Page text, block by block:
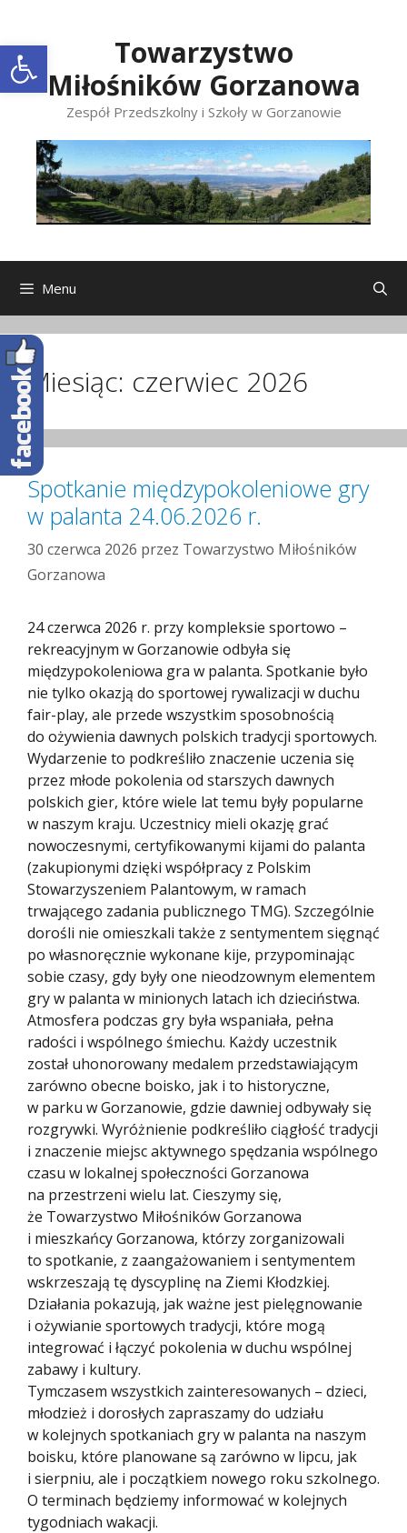
Open toolbar
treści
Towarzystwo
Miłośników Gorzanowa
Zespół Przedszkolny i Szkoły w Gorzanowie
Menu
Miesiąc: czerwiec 2026
Spotkanie międzypokoleniowe gry
w palanta 24.06.2026 r.
30 czerwca 2026 przez Towarzystwo Miłośników
Gorzanowa
24 czerwca 2026 r. przy kompleksie sportowo –
rekreacyjnym w Gorzanowie odbyła się
międzypokoleniowa gra w palanta. Spotkanie było
nie tylko okazją do sportowej rywalizacji w duchu
fair-play, ale przede wszystkim sposobnością
do ożywienia dawnych polskich tradycji sportowych.
Wydarzenie to podkreśliło znaczenie uczenia się
przez młode pokolenia od starszych dawnych
polskich gier, które wiele lat temu były popularne
w naszym kraju. Uczestnicy mieli okazję grać
nowoczesnymi, certyfikowanymi kijami do palanta
(zakupionymi dzięki współpracy z Polskim
Stowarzyszeniem Palantowym, w ramach
trwającego zadania publicznego TMG). Szczególnie
dorośli nie omieszkali także z sentymentem sięgnąć
po własnoręcznie wykonane kije, przypominając
sobie czasy, gdy były one nieodzownym elementem
gry w palanta w minionych latach ich dzieciństwa.
Atmosfera podczas gry była wspaniała, pełna
radości i wspólnego śmiechu. Każdy uczestnik
został uhonorowany medalem przedstawiającym
zarówno obecne boisko, jak i to historyczne,
w parku w Gorzanowie, gdzie dawniej odbywały się
rozgrywki. Wyróżnienie podkreśliło ciągłość tradycji
i znaczenie miejsc aktywnego spędzania wspólnego
czasu w lokalnej społeczności Gorzanowa
na przestrzeni wielu lat. Cieszymy się,
że Towarzystwo Miłośników Gorzanowa
i mieszkańcy Gorzanowa, którzy zorganizowali
to spotkanie, z zaangażowaniem i sentymentem
wskrzeszają tę dyscyplinę na Ziemi Kłodzkiej.
Działania pokazują, jak ważne jest pielęgnowanie
i ożywianie sportowych tradycji, które mogą
integrować i łączyć pokolenia w duchu wspólnej
zabawy i kultury.
Tymczasem wszystkich zainteresowanych – dzieci,
młodzież i dorosłych zapraszamy do udziału
w kolejnych spotkaniach gry w palanta na naszym
boisku, które planowane są zarówno w lipcu, jak
i sierpniu, ale i początkiem nowego roku szkolnego.
O terminach będziemy informować w kolejnych
tygodniach wakacji.